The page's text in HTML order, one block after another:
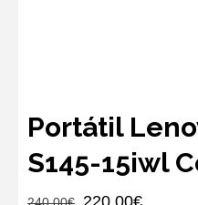
Portátil
S145-15iwl
El
220,00€